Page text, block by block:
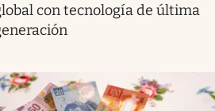
con tecnología de última